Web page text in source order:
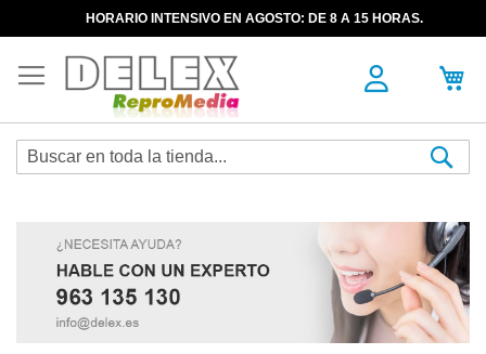
HORARIO INTENSIVO EN AGOSTO: DE 8 A 15 HORAS.